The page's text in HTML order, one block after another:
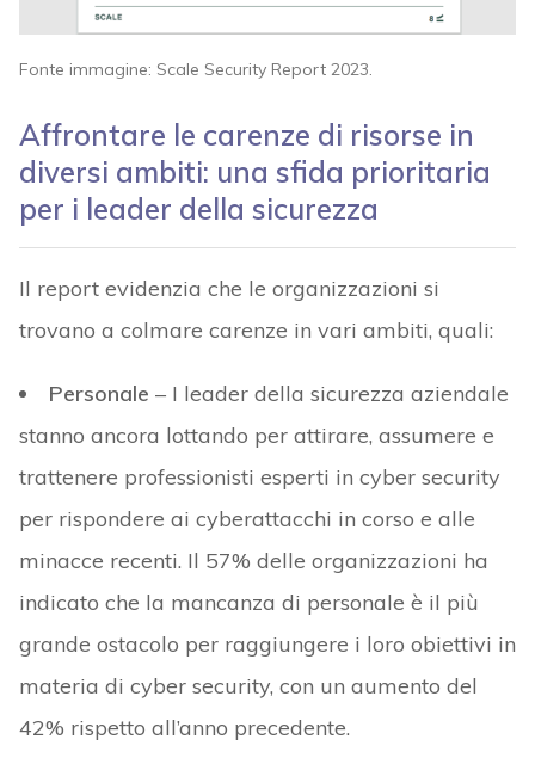
Fonte immagine: Scale Security Report 2023.
Affrontare le carenze di risorse in
diversi ambiti: una sfida prioritaria
per i leader della sicurezza
Il report evidenzia che le organizzazioni si
trovano a colmare carenze in vari ambiti, quali:
Personale – I leader della sicurezza aziendale
stanno ancora lottando per attirare, assumere e
trattenere professionisti esperti in cyber security
per rispondere ai cyberattacchi in corso e alle
minacce recenti. Il 57% delle organizzazioni ha
indicato che la mancanza di personale è il più
grande ostacolo per raggiungere i loro obiettivi in
materia di cyber security, con un aumento del
42% rispetto all’anno precedente.